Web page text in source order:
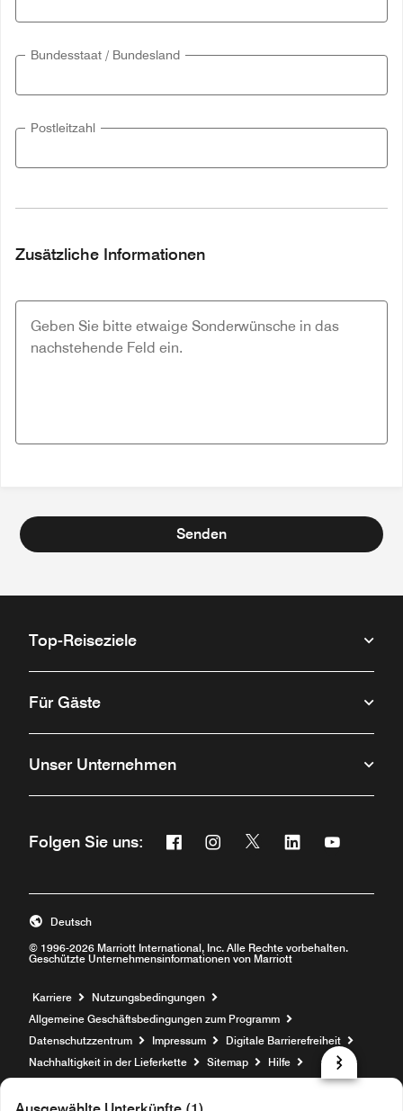
Bundesstaat / Bundesland
Postleitzahl
Zusätzliche Informationen
Senden
Top-Reiseziele
Für Gäste
Unser Unternehmen
Folgen Sie uns: Facebook
Öffnet ein neues Fenster
Instagram
Öffnet ein neues Fenster
Twitter
Öffnet ein neues
Linkedin
Öffnet ein neues
Öffnet ein
© 1996-2026 Marriott International, Inc. Alle Rechte vorbehalten.
Geschützte Unternehmensinformationen von Marriott
Deutsch
Karriere Öffnet ein neues Fenster
Nutzungsbedingungen
Allgemeine Geschäftsbedingungen zum Programm
Datenschutzzentrum
Impressum
Digitale Barrierefreiheit
Nachhaltigkeit in der Lieferkette
Sitemap Hilfe